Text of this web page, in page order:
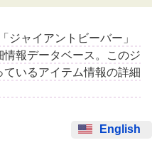
ジャイアントビーバー」
情報データベース。このジ
いるアイテム情報の詳細
English